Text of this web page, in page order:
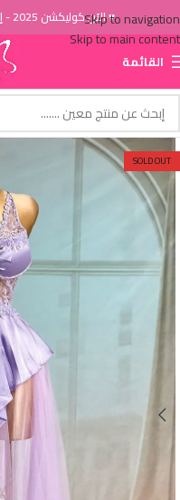
Skip to navigation
Skip to main content
♥ الاَن كوليكشن 2025 - إطلبي أوردركـ والتوصيل لباب البيت ♥
القائمة
SOLD OUT